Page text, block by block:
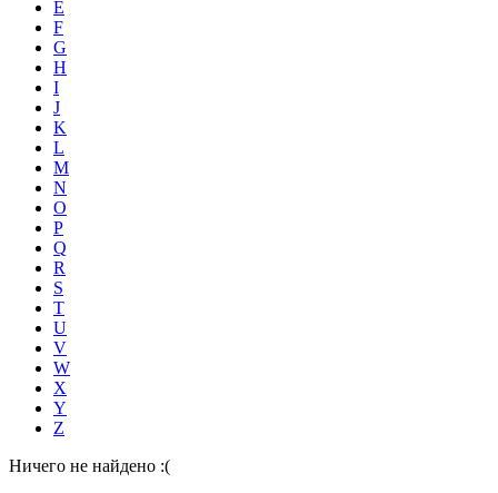
E
F
G
H
I
J
K
L
M
N
O
P
Q
R
S
T
U
V
W
X
Y
Z
Ничего не найдено :(